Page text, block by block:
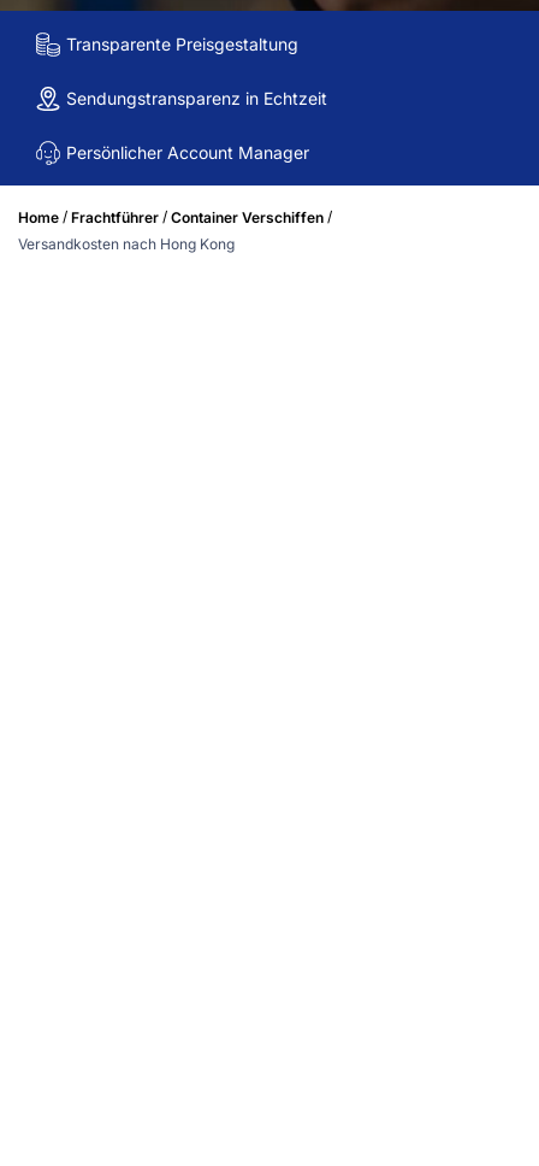
Transparente Preisgestaltung
Sendungstransparenz in Echtzeit
Persönlicher Account Manager
Home / Frachtführer / Container Verschiffen /
Versandkosten nach Hong Kong